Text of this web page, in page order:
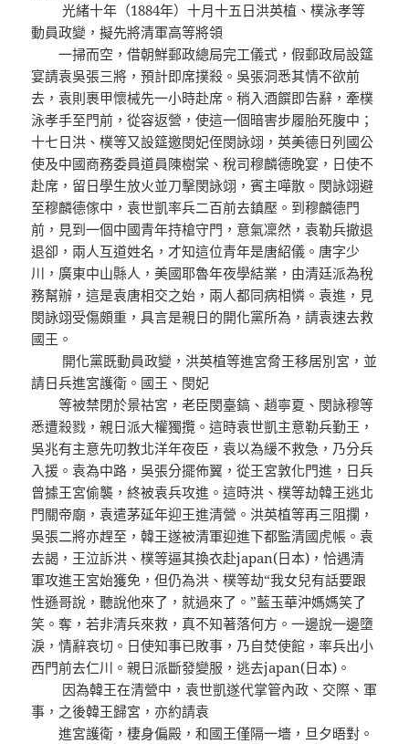
光緒十年（1884年）十月十五日洪英植、樸泳孝等
動員政變，擬先將清軍高等將領
一掃而空，借朝鮮郵政總局完工儀式，假郵政局設筵
宴請袁吳張三將，預計即席撲殺。吳張洞悉其情不欲前
去，袁則裹甲懷械先一小時赴席。稍入酒饌即告辭，牽樸
泳孝手至門前，從容返營，使這一個暗害步履胎死腹中；
十七日洪、樸等又設筵邀閔妃侄閔詠翊，英美德日列國公
使及中國商務委員道員陳樹棠、稅司穆麟德晚宴，日使不
赴席，留日學生放火並刀擊閔詠翊，賓主嘩散。閔詠翊避
至穆麟德傢中，袁世凱率兵二百前去鎮壓。到穆麟德門
前，見到一個中國青年持槍守門，意氣凜然，袁勒兵撤退
退卻，兩人互道姓名，才知這位青年是唐紹儀。唐字少
川，廣東中山縣人，美國耶魯年夜學結業，由清廷派為稅
務幫辦，這是袁唐相交之始，兩人都同病相憐。袁進，見
閔詠翊受傷頗重，具言是親日的開化黨所為，請袁速去救
國王。
開化黨既動員政變，洪英植等進宮脅王移居別宮，並
請日兵進宮護衛。國王、閔妃
等被禁閉於景祜宮，老臣閔臺鎬、趙寧夏、閔詠穆等
悉遭殺戮，親日派大權獨攬。這時袁世凱主意勒兵勤王，
吳兆有主意先叨教北洋年夜臣，袁以為緩不救急，乃分兵
入援。袁為中路，吳張分擺佈翼，從王宮敦化門進，日兵
曾據王宮偷襲，終被袁兵攻進。這時洪、樸等劫韓王逃北
門關帝廟，袁遣茅延年迎王進清營。洪英植等再三阻攔，
吳張二將亦趕至，韓王遂被清軍迎進下都監清國虎帳。袁
去謁，王泣訴洪、樸等逼其換衣赴japan(日本)，恰遇清
軍攻進王宮始獲免，但仍為洪、樸等劫“我女兒有話要跟
性遜哥說，聽說他來了，就過來了。”藍玉華沖媽媽笑了
笑。奪，若非清兵來救，真不知著落何方。一邊說一邊墮
淚，情辭哀切。日使知事已敗事，乃自焚使館，率兵出小
西門前去仁川。親日派斷發變服，逃去japan(日本)。
因為韓王在清營中，袁世凱遂代掌管內政、交際、軍
事，之後韓王歸宮，亦約請袁
進宮護衛，棲身偏殿，和國王僅隔一墻，旦夕晤對。